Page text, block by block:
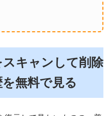
キャンして削除
無料で見る